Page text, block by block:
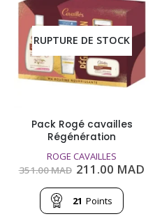
RUPTURE DE STOCK
Pack Rogé cavailles
Régénération
ROGE CAVAILLES
351.00MAD Le
initial
était :
351.00
211.00 MAD
21 Points